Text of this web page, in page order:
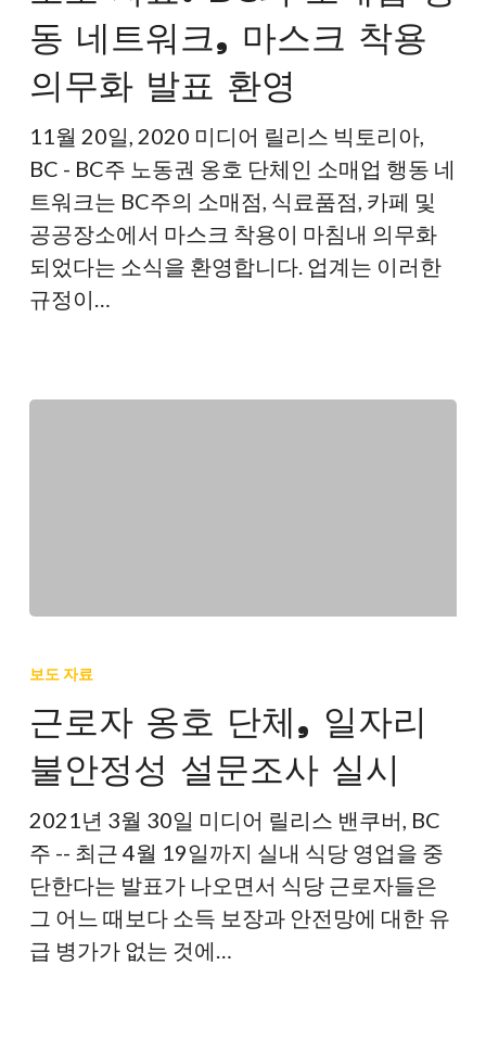
BC
의
소
매
업
행
동
네
트
화
표
환
영
동 네트워크, 마스크 착용
의무화 발표 환영
11월 20일, 2020 미디어 릴리스 빅토리아,
BC - BC주 노동권 옹호 단체인 소매업 행동 네
트워크는 BC주의 소매점, 식료품점, 카페 및
공공장소에서 마스크 착용이 마침내 의무화
되었다는 소식을 환영합니다. 업계는 이러한
규정이…
로
옹
호
체,
일
자
리
불
보도 자료
근로자 옹호 단체, 일자리
불안정성 설문조사 실시
2021년 3월 30일 미디어 릴리스 밴쿠버, BC
주 -- 최근 4월 19일까지 실내 식당 영업을 중
단한다는 발표가 나오면서 식당 근로자들은
그 어느 때보다 소득 보장과 안전망에 대한 유
급 병가가 없는 것에…